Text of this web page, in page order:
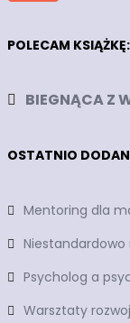
POLECAM KSIĄŻKĘ:
BIEGNĄCA Z
OSTATNIO
Mentoring dla
Niestandardowo
Psycholog a
Warsztaty